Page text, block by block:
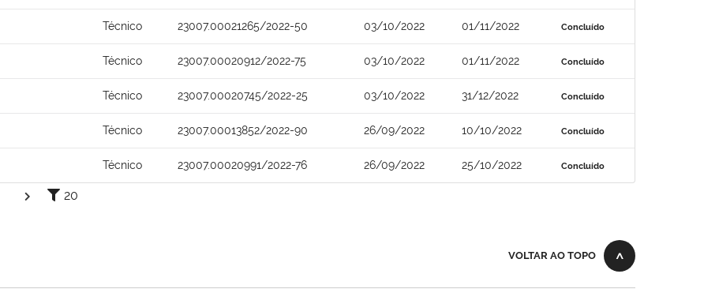
Técnico 23007.00021265/2022-50 03/10/2022 01/11/2022 Concluído
Técnico 23007.00020912/2022-75 03/10/2022 01/11/2022 Concluído
Técnico 23007.00020745/2022-25 03/10/2022 31/12/2022 Concluído
Técnico 23007.00013852/2022-90 26/09/2022 10/10/2022 Concluído
Técnico 23007.00020991/2022-76 26/09/2022 25/10/2022 Concluído
20
VOLTAR AO TOPO